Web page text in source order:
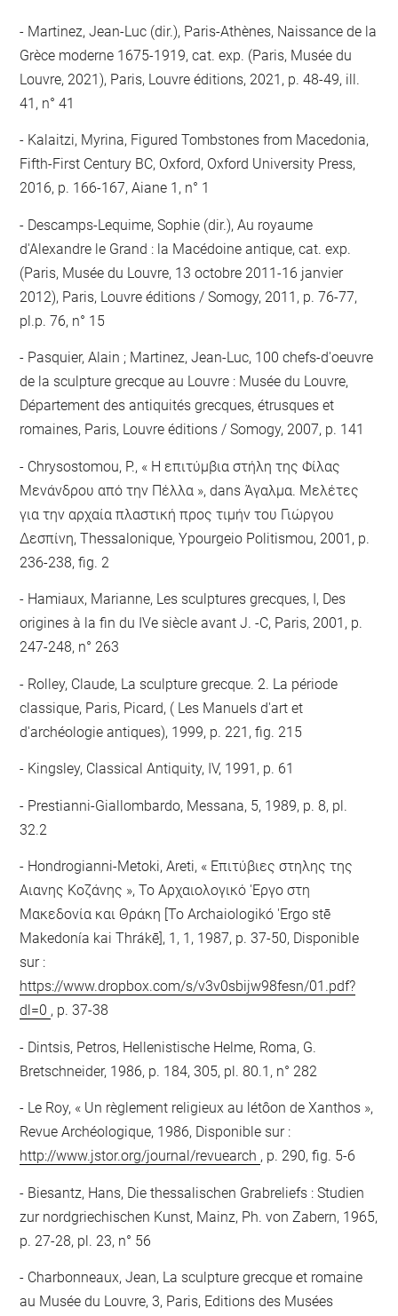
Martinez, Jean-Luc (dir.), Paris-Athènes, Naissance de la
Grèce moderne 1675-1919, cat. exp. (Paris, Musée du
Louvre, 2021), Paris, Louvre éditions, 2021, p. 48-49, ill.
41, n° 41
Kalaitzi, Myrina, Figured Tombstones from Macedonia,
Fifth-First Century BC, Oxford, Oxford University Press,
2016, p. 166-167, Aiane 1, n° 1
Descamps-Lequime, Sophie (dir.), Au royaume
d'Alexandre le Grand : la Macédoine antique, cat. exp.
(Paris, Musée du Louvre, 13 octobre 2011-16 janvier
2012), Paris, Louvre éditions / Somogy, 2011, p. 76-77,
pl.p. 76, n° 15
Pasquier, Alain ; Martinez, Jean-Luc, 100 chefs-d'oeuvre
de la sculpture grecque au Louvre : Musée du Louvre,
Département des antiquités grecques, étrusques et
romaines, Paris, Louvre éditions / Somogy, 2007, p. 141
Chrysostomou, P., « Η επιτύμβια στήλη της Φίλας
Μενάνδρου από την Πέλλα », dans Άγαλμα. Μελέτες
για την αρχαία πλαστική προς τιμήν του Γιώργου
Δεσπίνη, Thessalonique, Ypourgeio Politismou, 2001, p.
236-238, fig. 2
Hamiaux, Marianne, Les sculptures grecques, I, Des
origines à la fin du IVe siècle avant J. -C, Paris, 2001, p.
247-248, n° 263
Rolley, Claude, La sculpture grecque. 2. La période
classique, Paris, Picard, ( Les Manuels d'art et
d'archéologie antiques), 1999, p. 221, fig. 215
Kingsley, Classical Antiquity, IV, 1991, p. 61
Prestianni-Giallombardo, Messana, 5, 1989, p. 8, pl.
32.2
Hondrogianni-Metoki, Areti, « Επιτύβιες στηλης της
Αιανης Κοζάνης », Το Αρχαιολογικό 'Εργο στη
Μακεδονία και Θράκη [To Archaiologikó 'Ergo stē
Makedonía kai Thrákē], 1, 1, 1987, p. 37-50, Disponible
sur :
https://www.dropbox.com/s/v3v0sbijw98fesn/01.pdf?
dl=0 , p. 37-38
Dintsis, Petros, Hellenistische Helme, Roma, G.
Bretschneider, 1986, p. 184, 305, pl. 80.1, n° 282
Le Roy, « Un règlement religieux au létôon de Xanthos »,
Revue Archéologique, 1986, Disponible sur :
http://www.jstor.org/journal/revuearch , p. 290, fig. 5-6
Biesantz, Hans, Die thessalischen Grabreliefs : Studien
zur nordgriechischen Kunst, Mainz, Ph. von Zabern, 1965,
p. 27-28, pl. 23, n° 56
Charbonneaux, Jean, La sculpture grecque et romaine
au Musée du Louvre, 3, Paris, Editions des Musées